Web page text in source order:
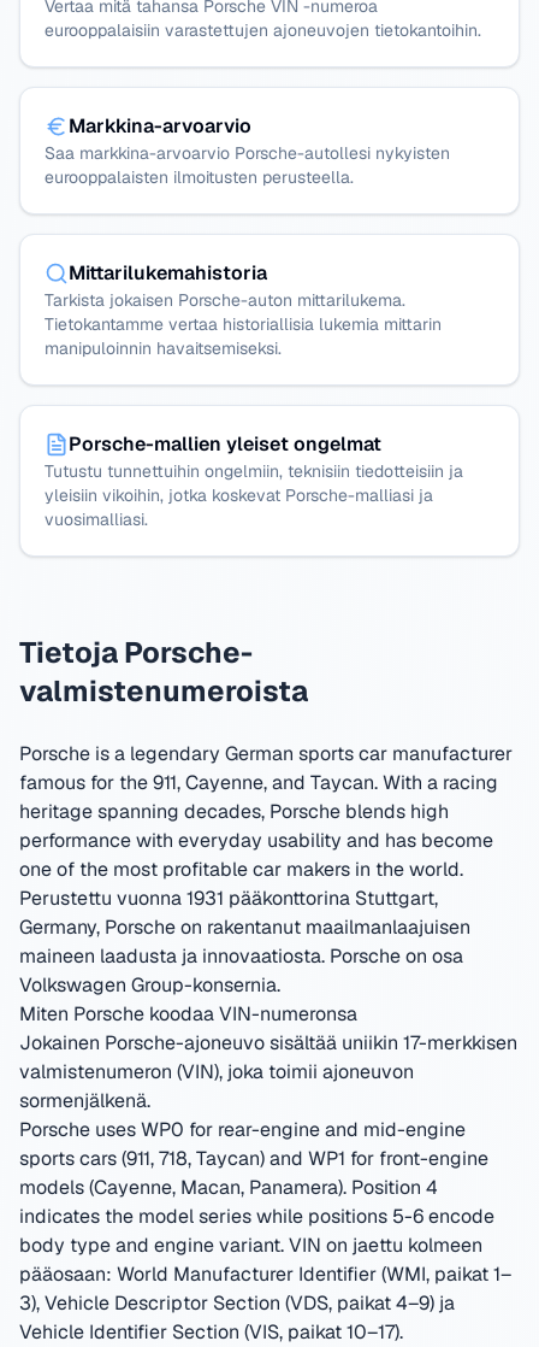
Vertaa mitä tahansa Porsche VIN -numeroa
eurooppalaisiin varastettujen ajoneuvojen tietokantoihin.
Markkina-arvoarvio
Saa markkina-arvoarvio Porsche-autollesi nykyisten
eurooppalaisten ilmoitusten perusteella.
Mittarilukemahistoria
Tarkista jokaisen Porsche-auton mittarilukema.
Tietokantamme vertaa historiallisia lukemia mittarin
manipuloinnin havaitsemiseksi.
Porsche-mallien yleiset ongelmat
Tutustu tunnettuihin ongelmiin, teknisiin tiedotteisiin ja
yleisiin vikoihin, jotka koskevat Porsche-malliasi ja
vuosimalliasi.
Tietoja Porsche-
valmistenumeroista
Porsche is a legendary German sports car manufacturer
famous for the 911, Cayenne, and Taycan. With a racing
heritage spanning decades, Porsche blends high
performance with everyday usability and has become
one of the most profitable car makers in the world.
Perustettu vuonna 1931 pääkonttorina Stuttgart,
Germany, Porsche on rakentanut maailmanlaajuisen
maineen laadusta ja innovaatiosta. Porsche on osa
Volkswagen Group-konsernia.
Miten Porsche koodaa VIN-numeronsa
Jokainen Porsche-ajoneuvo sisältää uniikin 17-merkkisen
valmistenumeron (VIN), joka toimii ajoneuvon
sormenjälkenä.
Porsche uses WP0 for rear-engine and mid-engine
sports cars (911, 718, Taycan) and WP1 for front-engine
models (Cayenne, Macan, Panamera). Position 4
indicates the model series while positions 5-6 encode
body type and engine variant.VIN on jaettu kolmeen
pääosaan: World Manufacturer Identifier (WMI, paikat 1–
3), Vehicle Descriptor Section (VDS, paikat 4–9) ja
Vehicle Identifier Section (VIS, paikat 10–17).